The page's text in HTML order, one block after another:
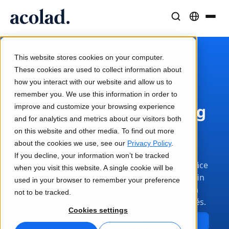
This website stores cookies on your computer.
These cookies are used to collect information about
how you interact with our website and allow us to
remember you. We use this information in order to
improve and customize your browsing experience
and for analytics and metrics about our visitors both
on this website and other media. To find out more
about the cookies we use, see our Privacy Policy.
If you decline, your information won’t be tracked
when you visit this website. A single cookie will be
used in your browser to remember your preference
not to be tracked.
Cookies settings
Traduction
Vitesse de l’IA, précision humaine
Interprétation
Communication fluide, partout
Médias et Divertissement
Donnez vie à vos contenus sur tous les écrans
Conseil et Externalisation
Lia Go
Traductions instantanées conformes à votre marque
Lia Services
Géré par des experts
Lia Live
L'interprétation revisitée
Connectivité
Études de cas
Résultats concrets de nos clients
Articles
Analyses d’experts sur le contenu global
Ebooks
Guides et stratégies approfondis
Webinaires à la demande
À propos d’Acolad
Durabilité
Partenaires
Actualités
Rédaction et création de contenu
Services de copywriting
et de création de
contenu
Développez votre marketing international grâce
à la création de contenu optimisée par l'IA afin
de renforcer la notoriété de la marque et la
génération de leads sur les différents marchés.
Contactez-nous